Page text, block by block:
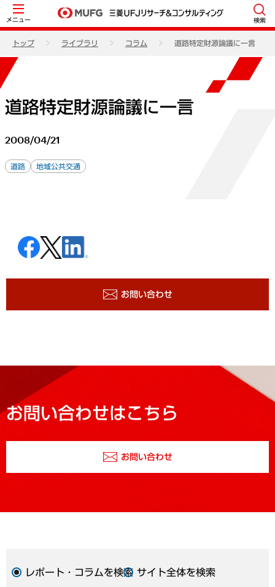
メニュー 検索
トップ ライブラリ コラム 道路特定財源論議に一言
道路特定財源論議に一言
2008/04/21
道路 地域公共交通
お問い合わせ
お問い合わせはこちら
お問い合わせ
レポート・コラムを検索 サイト全体を検索